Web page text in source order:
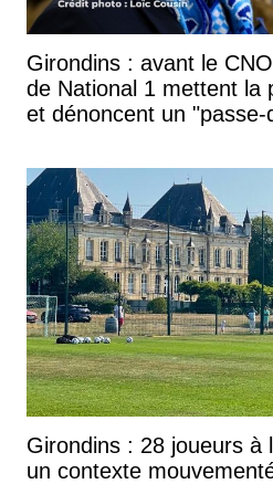
Girondins : avant le
de National 1 mettent la
et dénoncent un "passe-
Girondins : 28 joueurs à
un contexte